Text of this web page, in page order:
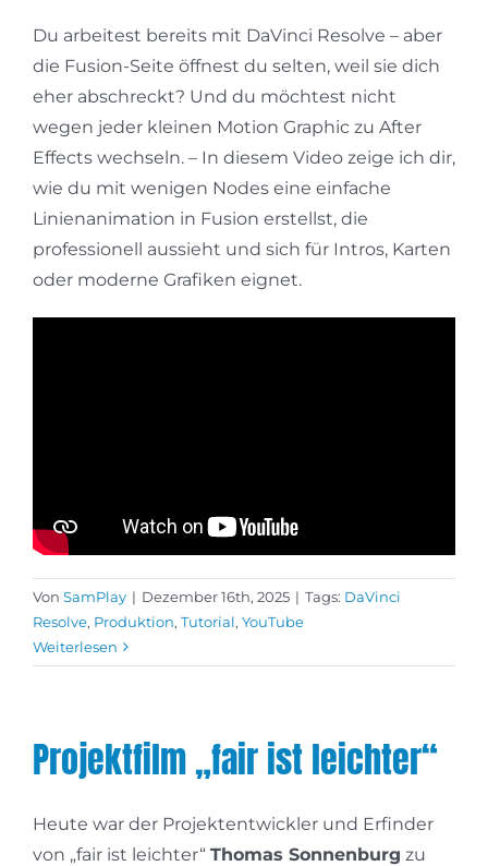
Du arbeitest bereits mit DaVinci Resolve – aber
die Fusion-Seite öffnest du selten, weil sie dich
eher abschreckt? Und du möchtest nicht
wegen jeder kleinen Motion Graphic zu After
Effects wechseln. – In diesem Video zeige ich dir,
wie du mit wenigen Nodes eine einfache
Linienanimation in Fusion erstellst, die
professionell aussieht und sich für Intros, Karten
oder moderne Grafiken eignet.
Von SamPlay | Dezember 16th, 2025 | Tags: DaVinci
Resolve, Produktion, Tutorial, YouTube
Weiterlesen
Projektfilm „fair ist leichter“
Heute war der Projektentwickler und Erfinder
von „fair ist leichter“ Thomas Sonnenburg zu